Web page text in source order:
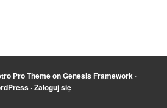
Pro ThemeonGenesis Framework·
·Zaloguj się